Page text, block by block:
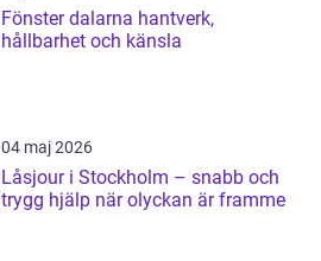
Fönster dalarna hantverk,
hållbarhet och känsla
04 maj 2026
Låsjour i Stockholm – snabb och
trygg hjälp när olyckan är framme